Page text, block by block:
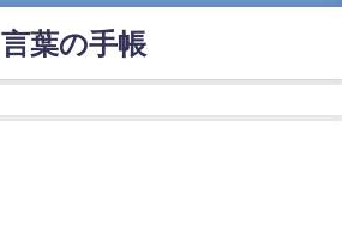
言葉の手帳